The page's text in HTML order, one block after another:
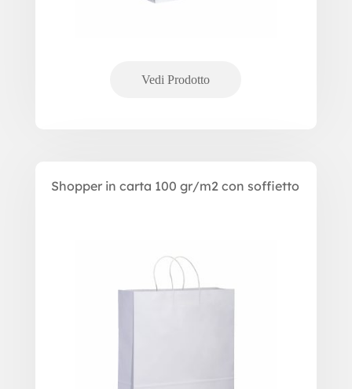
Shopper in carta 100 gr/m2 con soffietto